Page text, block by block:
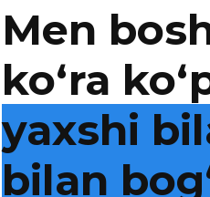
Men
ko‘ra
yaxshi
bilan